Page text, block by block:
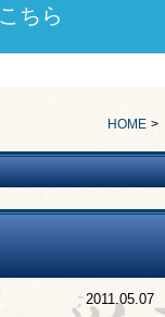
ちら
HOME >
2011.05.07